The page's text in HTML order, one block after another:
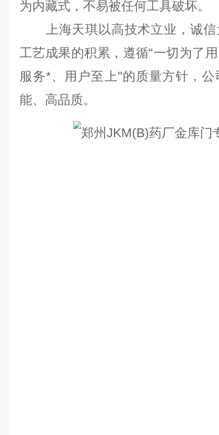
为内藏式，不易被任何工具破坏。
上海天琪以高技术立业，诚信
工艺成果的积累，遵循“一切为了
服务*、用户至上"的质量方针，
能、高品质。